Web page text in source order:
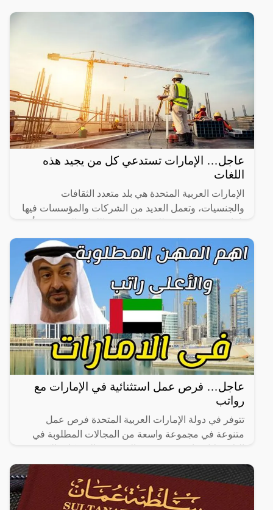
عاجل… الإمارات تستدعي كل من يجيد هذه
اللغات
الإمارات العربية المتحدة هي بلد متعدد الثقافات
والجنسيات، وتعمل العديد من الشركات والمؤسسات فيها
تكون مفيدة
عاجل… فرص عمل استثنائية في الإمارات مع
رواتب
تتوفر في دولة الإمارات العربية المتحدة فرص عمل
متنوعة في مجموعة واسعة من المجالات المطلوبة في
المحلية